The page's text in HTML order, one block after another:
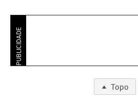
PUBLICIDADE
Topo